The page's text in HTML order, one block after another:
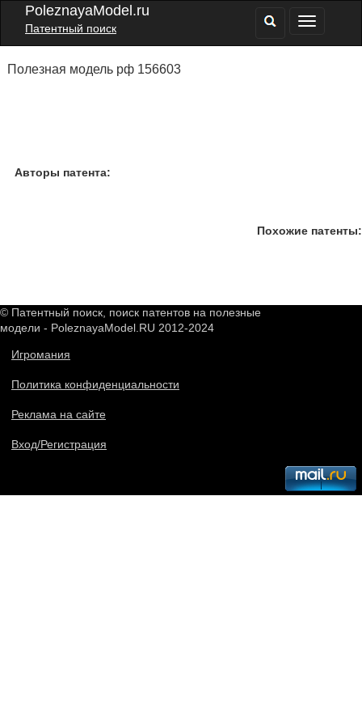
PoleznayaModel.ru
Патентный поиск
Полезная модель рф 156603
Авторы патента:
Похожие патенты:
© Патентный поиск, поиск патентов на полезные
модели - PoleznayaModel.RU 2012-2024
Игромания
Политика конфиденциальности
Реклама на сайте
Вход/Регистрация